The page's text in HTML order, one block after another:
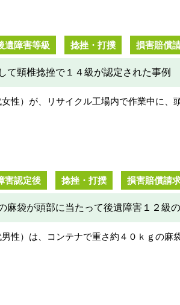
遺障害等級 捻挫・打撲 損害賠償
て頸椎捻挫で１４級が認定された事例
女性）が、リサイクル工場内で作業中に
害認定後 捻挫・打撲 損害賠償請
麻袋が頭部に当たって後遺障害１２級
男性）は、コンテナで重さ約４０ｋｇの